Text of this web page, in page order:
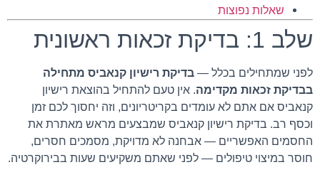
שאלות נפוצות
שלב 1: בדיקת זכאות ראשונית
לפני שמתחילים בכלל — בדיקת רישיון קנאביס מתחילה
בבדיקת זכאות מקדימה. אין טעם להתחיל בהוצאת רישיון
קנאביס אם אתם לא עומדים בקריטריונים, וזה יחסוך לכם זמן
וכסף רב. בדיקת רישיון קנאביס שמבצעים מראש מאתרת את
החסמים האפשריים — אבחנה לא מדויקת, מסמכים חסרים,
חוסר במיצוי טיפולים — לפני שאתם משקיעים שעות בבירוקרטיה.